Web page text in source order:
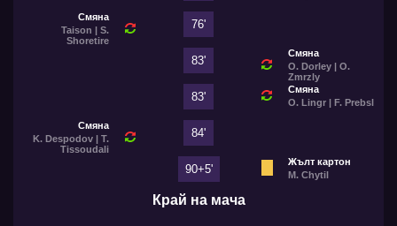
Смяна
Taison | S.
Shoretire
76'
Смяна
O. Dorley | O.
Zmrzly
83'
Смяна
O. Lingr | F. Prebsl
83'
Смяна
K. Despodov | T.
Tissoudali
84'
Жълт картон
M. Chytil
90+5'
Край на мача